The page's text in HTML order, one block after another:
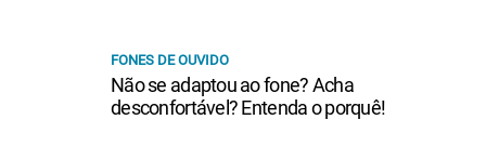
FONES DE OUVIDO
Não se adaptou ao fone? Acha
desconfortável? Entenda o porquê!